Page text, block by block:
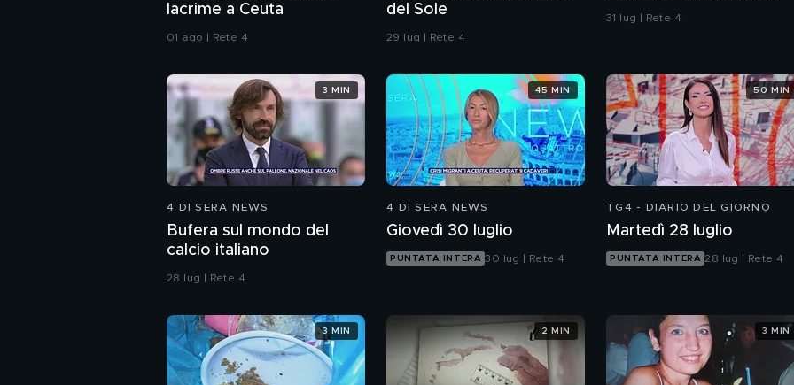
lacrime a Ceuta
01 ago | Rete 4
del Sole
29 lug | Rete 4
31 lug | Rete 4
4 DI SERA NEWS
Bufera sul mondo del
calcio italiano
28 lug | Rete 4
3 MIN
4 DI SERA NEWS
Giovedì 30 luglio
PUNTATA INTERA 30 lug | Rete 4
45 MIN
TG4 - DIARIO DEL GIORNO
Martedì 28 luglio
PUNTATA INTERA 28 lug | Rete 4
50 MIN
3 MIN 2 MIN 3 MIN